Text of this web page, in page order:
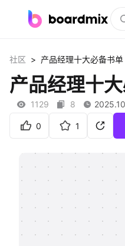
社区资源
下载
私有化部署
支持
社区 > 产品经理十大必备书单
产品经理十
1129 8
0 1